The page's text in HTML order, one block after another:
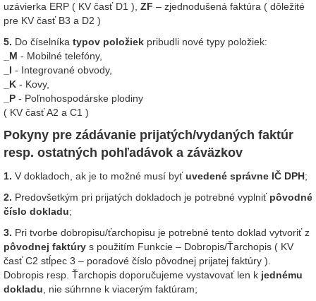
uzávierka ERP ( KV časť D1 ), ZF – zjednodušená faktúra ( dôležité
pre KV časť B3 a D2 )
5. Do číselníka typov položiek pribudli nové typy položiek:
_M - Mobilné telefóny,
_I - Integrované obvody,
_K - Kovy,
_P - Poľnohospodárske plodiny
( KV časť A2 a C1 )
Pokyny pre zádávanie prijatých/vydaných faktúr
resp. ostatných pohľadávok a záväzkov
1. V dokladoch, ak je to možné musí byťuvedené správne IČ DPH;
2. Predovšetkým pri prijatých dokladoch je potrebné vyplniť pôvodné
číslo dokladu;
3. Pri tvorbe dobropisu/ťarchopisu je potrebné tento doklad vytvoriť z
pôvodnej faktúry s použitím Funkcie – Dobropis/Ťarchopis ( KV
časť C2 stĺpec 3 – poradové číslo pôvodnej prijatej faktúry ).
Dobropis resp. Ťarchopis doporučujeme vystavovať len k jednému
dokladu , nie súhrnne k viacerým faktúram;